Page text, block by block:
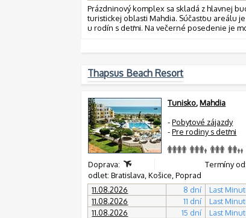
Prázdninový komplex sa skladá z hlavnej
turistickej oblasti Mahdia. Súčasťou areálu
u rodín s deťmi. Na večerné posedenie je
Thapsus Beach Resort
Tunisko,Mahdia
-Pobytové zájazdy
-Pre rodiny s deťmi
Doprava:
Termíny od:
odlet: Bratislava, Košice, Poprad
11.08.2026
8 dní Last
11.08.2026
11 dní Last
11.08.2026
15 dní Last